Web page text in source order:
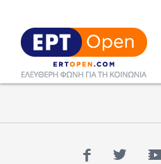
Facebook